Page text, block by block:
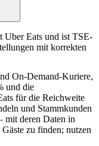
Uber Eats und ist TSE-
mit korrekten
On-Demand-Kuriere,
und die
für die Reichweite
und Stammkunden
mit deren Daten in
zu finden; nutzen